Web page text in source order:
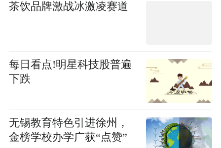
茶饮品牌激战冰激凌赛道
每日看点!明星科技股普遍
下跌
无锡教育特色引进徐州，
金榜学校办学广获“点赞”